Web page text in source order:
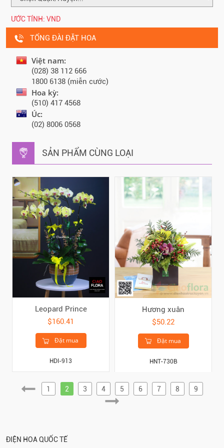
ƯỚC TÍNH: VND
TỔNG ĐÀI ĐẶT HOA
Việt nam:
(028) 38 112 666
1800 6138 (miễn cước)
Hoa kỳ:
(510) 417 4568
Úc:
(02) 8006 0568
SẢN PHẨM CÙNG LOẠI
Leopard Prince
$160.41
Đặt mua
HDI-913
Hương xuân
$50.22
Đặt mua
HNT-730B
1 2 3 4 5 6 7 8 9
ĐIỆN HOA QUỐC TẾ